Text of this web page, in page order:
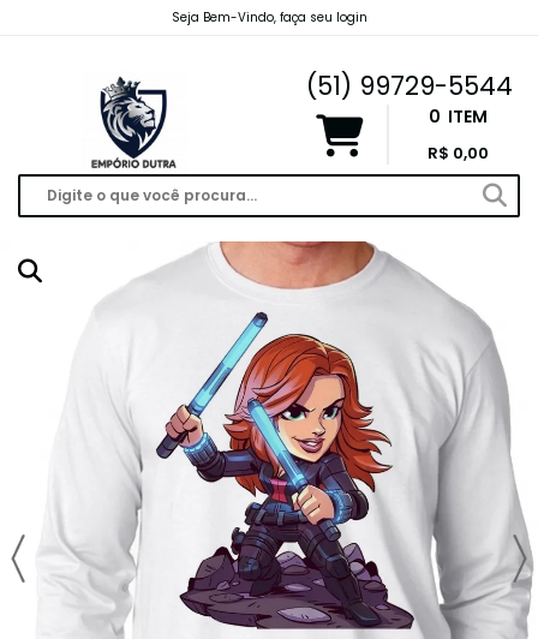
Seja Bem-Vindo, faça seu login
(51) 99729-5544
0 ITEM
R$ 0,00